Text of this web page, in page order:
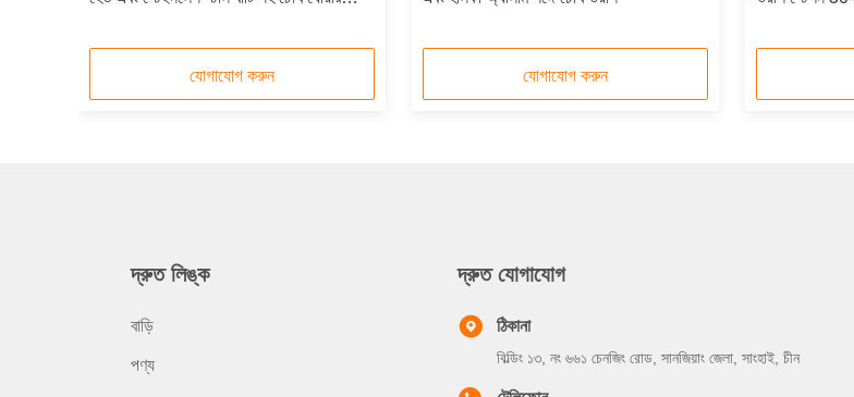
যোগাযোগ করুন যোগাযোগ করুন
দ্রুত লিঙ্ক
বাড়ি
পণ্য
দ্রুত যোগাযোগ
ঠিকানা
বিল্ডিং ১৩, নং ৬৬১ চেনজিং রোড, সানজিয়াং জেলা, সাংহাই, চীন